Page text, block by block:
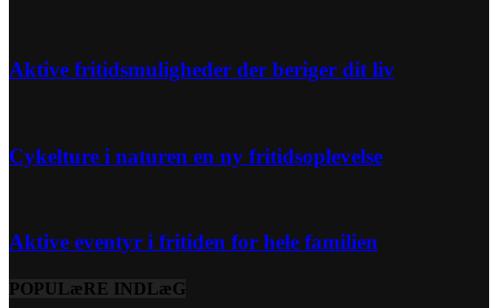
Aktive fritidsmuligheder der beriger dit liv
Cykelture i naturen en ny fritidsoplevelse
Aktive eventyr i fritiden for hele familien
POPULæRE INDLæG